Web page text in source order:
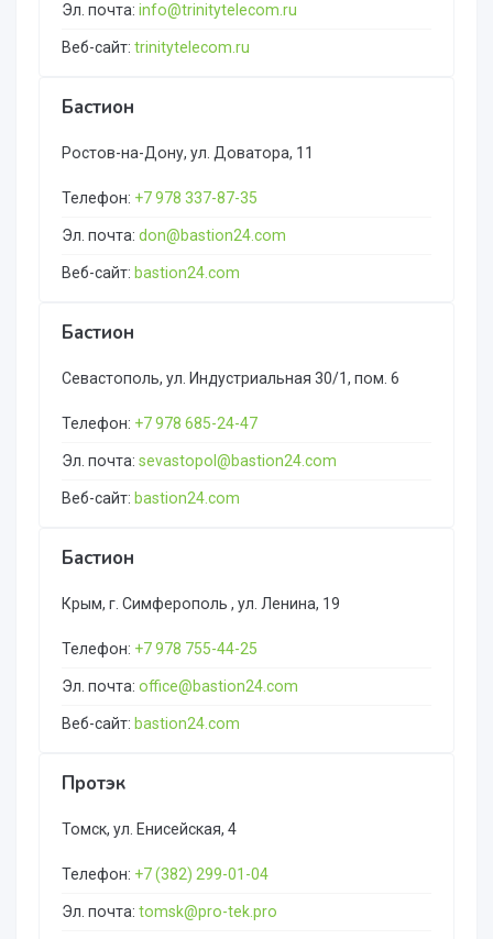
Эл. почта: info@trinitytelecom.ru
Веб-сайт: trinitytelecom.ru
Бастион
Ростов-на-Дону, ул. Доватора, 11
Телефон: +7 978 337-87-35
Эл. почта: don@bastion24.com
Веб-сайт: bastion24.com
Бастион
Севастополь, ул. Индустриальная 30/1, пом. 6
Телефон: +7 978 685-24-47
Эл. почта: sevastopol@bastion24.com
Веб-сайт: bastion24.com
Бастион
Крым, г. Симферополь , ул. Ленина, 19
Телефон: +7 978 755-44-25
Эл. почта: office@bastion24.com
Веб-сайт: bastion24.com
Протэк
Томск, ул. Енисейская, 4
Телефон: +7 (382) 299-01-04
Эл. почта: tomsk@pro-tek.pro